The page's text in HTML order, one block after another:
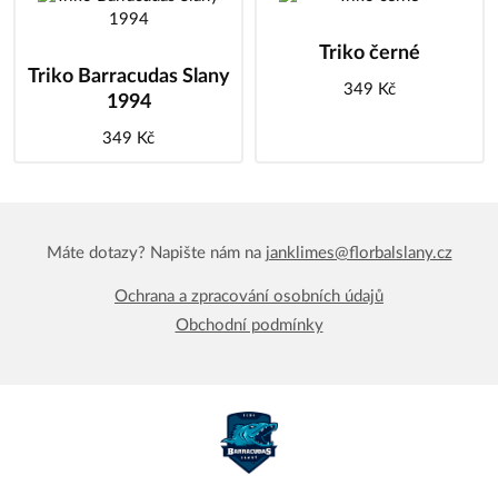
Triko Barracudas Slany
1994
349 Kč
Triko černé
349 Kč
Máte dotazy? Napište nám na janklimes@florbalslany.cz
Ochrana a zpracování osobních údajů
Obchodní podmínky